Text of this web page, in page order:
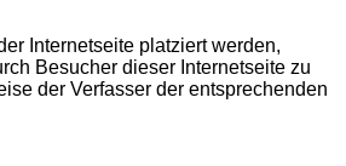
Internetseite platziert werden,
Besucher dieser Internetseite zu
der Verfasser der entsprechenden